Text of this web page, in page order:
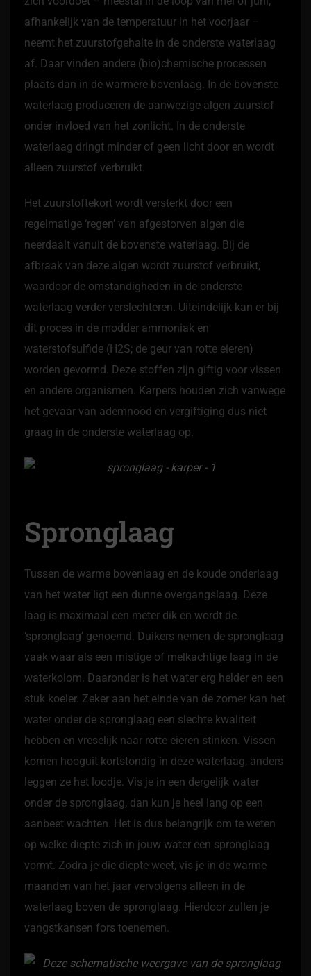
afhankelijk van de temperatuur in het voorjaar –
neemt het zuurstofgehalte in de onderste waterlaag
af. Daar vinden andere (bio)chemische processen
plaats dan in de warmere bovenlaag. In de bovenste
waterlaag produceren de aanwezige algen zuurstof
onder invloed van het zonlicht. In de onderste
waterlaag dringt minder of geen licht door en wordt
alleen zuurstof verbruikt.
Het zuurstoftekort wordt versterkt door een
regelmatige ‘regen’ van afgestorven algen die
neerdaalt vanuit de bovenste waterlaag. Bij de
afbraak van deze algen wordt zuurstof verbruikt,
waardoor de omstandigheden in de onderste
waterlaag verder verslechteren. Uiteindelijk kan er bij
dit proces in de modder ammoniak en
waterstofsulfide (H2S; de geur van rotte eieren)
worden gevormd. Deze stoffen zijn giftig voor vissen
en andere organismen. Karpers houden zich vanwege
het gevaar van ademnood en vergiftiging dus niet
graag in de onderste waterlaag op.
Spronglaag
Tussen de warme bovenlaag en de koude onderlaag
van het water ligt een dunne overgangslaag. Deze
laag is maximaal een meter dik en wordt de
‘spronglaag’ genoemd. Duikers nemen de spronglaag
vaak waar als een mistige of melkachtige laag in de
waterkolom. Daaronder is het water erg helder en een
stuk koeler. Zeker aan het einde van de zomer kan het
water onder de spronglaag een slechte kwaliteit
hebben en vreselijk naar rotte eieren stinken. Vissen
komen hooguit kortstondig in deze waterlaag, anders
leggen ze het loodje. Vis je in een dergelijk water
onder de spronglaag, dan kun je heel lang op een
aanbeet wachten. Het is dus belangrijk om te weten
op welke diepte zich in jouw water een spronglaag
vormt. Zodra je die diepte weet, vis je in de warme
maanden van het jaar vervolgens alleen in de
waterlaag boven de spronglaag. Hierdoor zullen je
vangstkansen fors toenemen.